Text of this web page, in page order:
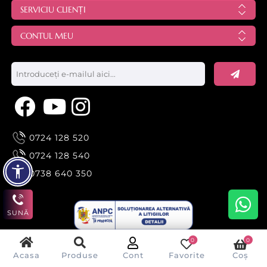
Acasa Produse Cont Favorite
0
Coș
0
SERVICIU CLIENȚI
CONTUL MEU
0724 128 520
0724 128 540
0738 640 350
SUNĂ